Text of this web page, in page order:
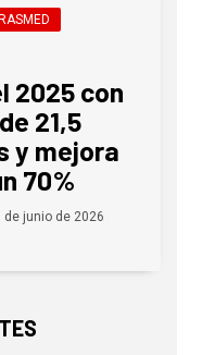
2025 con
21,5
y mejora
70%
de junio de 2026